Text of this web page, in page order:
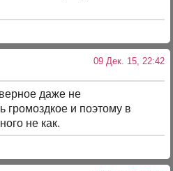
09 Дек. 15, 22:42
даже не
громоздкое и поэтому в
не как.